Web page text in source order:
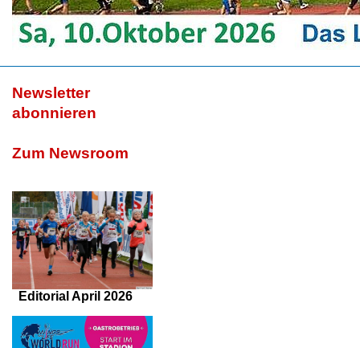
Newsletter
abonnieren
Zum Newsroom
Editorial April 2026